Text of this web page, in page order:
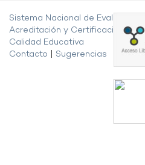
Sistema Nacional de Evaluación,
Acreditación y Certificación de la
Calidad Educativa
Contacto
Sugerencias